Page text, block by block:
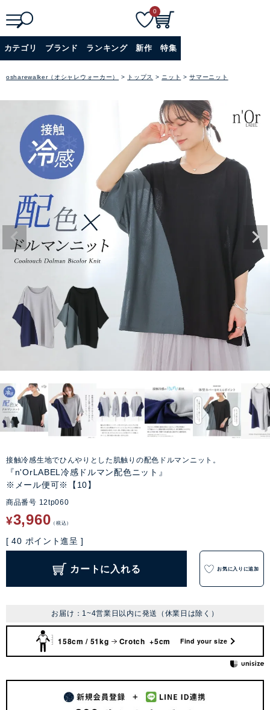
詳細検索
0
カテゴリ ブランド ランキング 新作 特集
osharewalker（オシャレウォーカー） トップス ニット サマーニット
接触冷感生地でひんやりとした肌触りの配色ドルマンニット。
『n'OrLABEL冷感ドルマン配色ニット』
※メール便可※【10】
商品番号 12tp060
¥3,960 税込
[ 40 ポイント進呈 ]
カートに入れる お気に入りに追加
お届け：1~4営業日以内に発送（休業日は除く）
158cm / 51kg Crotch +5cm Find your size